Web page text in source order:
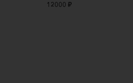
12000 ₽